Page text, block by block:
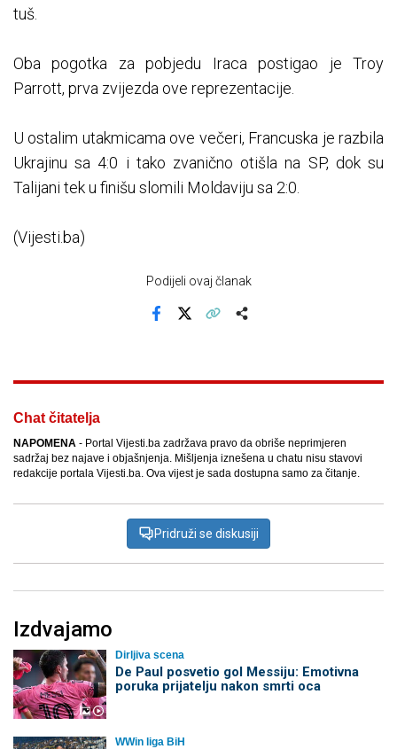
tuš.
Oba pogotka za pobjedu Iraca postigao je Troy
Parrott, prva zvijezda ove reprezentacije.
U ostalim utakmicama ove večeri, Francuska je razbila
Ukrajinu sa 4:0 i tako zvanično otišla na SP, dok su
Talijani tek u finišu slomili Moldaviju sa 2:0.
(Vijesti.ba)
Podijeli ovaj članak
Chat čitatelja
NAPOMENA - Portal Vijesti.ba zadržava pravo da obriše neprimjeren
sadržaj bez najave i objašnjenja. Mišljenja iznešena u chatu nisu stavovi
redakcije portala Vijesti.ba. Ova vijest je sada dostupna samo za čitanje.
Pridruži se diskusiji
Izdvajamo
Dirljiva scena
De Paul posvetio gol Messiju: Emotivna
poruka prijatelju nakon smrti oca
WWin liga BiH